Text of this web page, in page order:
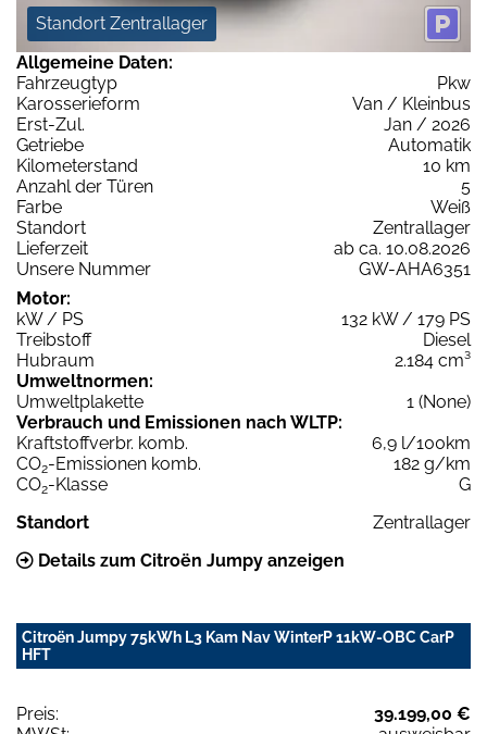
Standort Zentrallager
Allgemeine Daten:
Fahrzeugtyp
Pkw
Karosserieform
Van / Kleinbus
Erst-Zul.
Jan / 2026
Getriebe
Automatik
Kilometerstand
10 km
Anzahl der Türen
5
Farbe
Weiß
Standort
Zentrallager
Lieferzeit
ab ca. 10.08.2026
Unsere Nummer
GW-AHA6351
Motor:
kW / PS
132 kW / 179 PS
Treibstoff
Diesel
Hubraum
2.184 cm³
Umweltnormen:
Umweltplakette
1 (None)
Verbrauch und Emissionen nach WLTP:
Kraftstoffverbr. komb.
6,9 l/100km
CO2-Emissionen komb.
182 g/km
CO2-Klasse
G
Standort
Zentrallager
Details zum Citroën Jumpy anzeigen
Citroën Jumpy 75kWh L3 Kam Nav WinterP 11kW-OBC CarP
HFT
Preis:
39.199,00 €